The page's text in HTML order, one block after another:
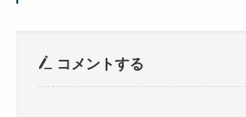
コメントする